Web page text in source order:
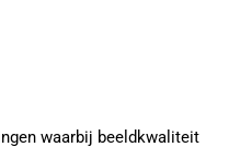
waarbij beeldkwaliteit